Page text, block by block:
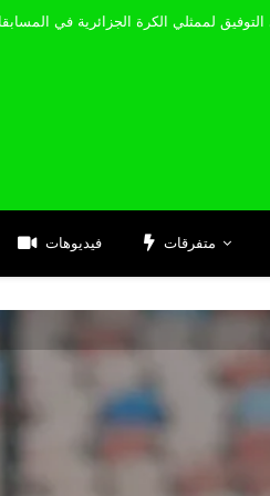
فيديوهات متفرقات